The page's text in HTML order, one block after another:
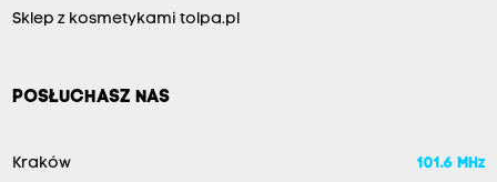
Sklep z kosmetykami tolpa.pl
POSŁUCHASZ NAS
Kraków 101.6 MHz